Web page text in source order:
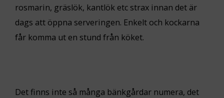
rosmarin, gräslök, kantlök etc strax innan det är
dags att öppna serveringen. Enkelt och kockarna
får komma ut en stund från köket.
Det finns inte så många bänkgårdar numera, det